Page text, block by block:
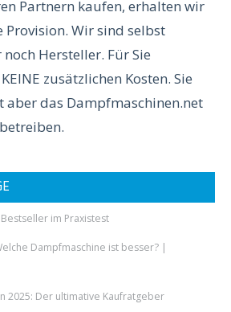
Partnern kaufen, erhalten wir
Wir sind selbst
Hersteller. Für Sie
zusätzlichen Kosten. Sie
aber das Dampfmaschinen.net
im Praxistest
Dampfmaschine ist besser? |
2025: Der ultimative Kaufratgeber